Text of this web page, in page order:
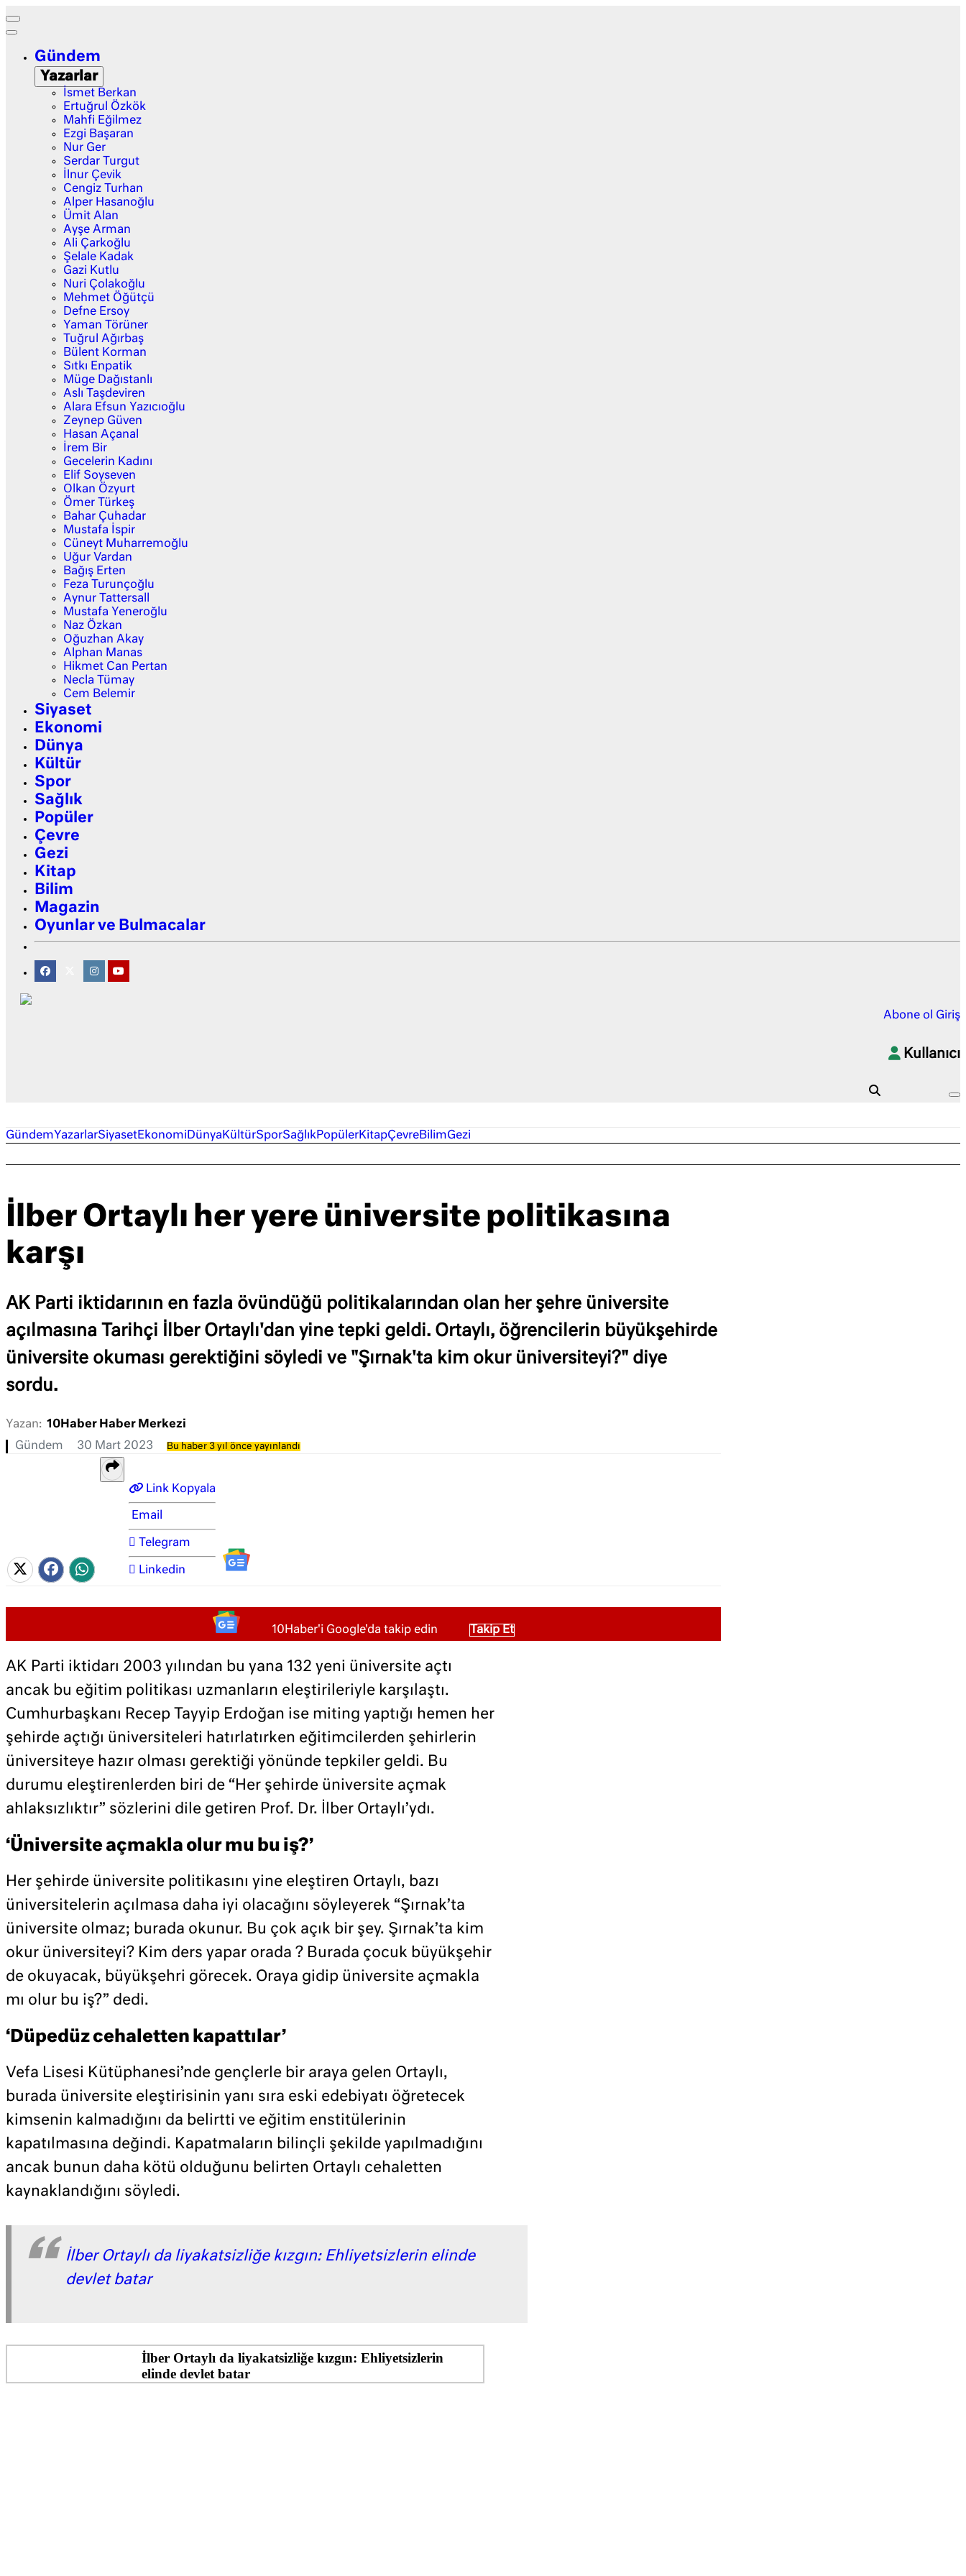
Gündem
Yazarlar
İsmet Berkan
Ertuğrul Özkök
Mahfi Eğilmez
Ezgi Başaran
Nur Ger
Serdar Turgut
İlnur Çevik
Cengiz Turhan
Alper Hasanoğlu
Ümit Alan
Ayşe Arman
Ali Çarkoğlu
Şelale Kadak
Gazi Kutlu
Nuri Çolakoğlu
Mehmet Öğütçü
Defne Ersoy
Yaman Törüner
Tuğrul Ağırbaş
Bülent Korman
Sıtkı Enpatik
Müge Dağıstanlı
Aslı Taşdeviren
Alara Efsun Yazıcıoğlu
Zeynep Güven
Hasan Açanal
İrem Bir
Gecelerin Kadını
Elif Soyseven
Olkan Özyurt
Ömer Türkeş
Bahar Çuhadar
Mustafa İspir
Cüneyt Muharremoğlu
Uğur Vardan
Bağış Erten
Feza Turunçoğlu
Aynur Tattersall
Mustafa Yeneroğlu
Naz Özkan
Oğuzhan Akay
Alphan Manas
Hikmet Can Pertan
Necla Tümay
Cem Belemir
Siyaset
Ekonomi
Dünya
Kültür
Spor
Sağlık
Popüler
Çevre
Gezi
Kitap
Bilim
Magazin
Oyunlar ve Bulmacalar
Abone ol Giriş
Kullanıcı
GündemYazarlarSiyasetEkonomi Dünya KültürSporSağlıkPopülerKitapÇevreBilimGezi
İlber Ortaylı her yere üniversite politikasına
karşı
AK Parti iktidarının en fazla övündüğü politikalarından olan her şehre üniversite
açılmasına Tarihçi İlber Ortaylı'dan yine tepki geldi. Ortaylı, öğrencilerin büyükşehirde
üniversite okuması gerektiğini söyledi ve "Şırnak'ta kim okur üniversiteyi?" diye
sordu.
Yazan: 10Haber Haber Merkezi
Gündem
30 Mart 2023 Bu haber 3 yıl önce yayınlandı
Link Kopyala
Email
Telegram
Linkedin
10Haber'i Google'da takip edin Takip Et
AK Parti iktidarı 2003 yılından bu yana 132 yeni üniversite açtı
ancak bu eğitim politikası uzmanların eleştirileriyle karşılaştı.
Cumhurbaşkanı Recep Tayyip Erdoğan ise miting yaptığı hemen her
şehirde açtığı üniversiteleri hatırlatırken eğitimcilerden şehirlerin
üniversiteye hazır olması gerektiği yönünde tepkiler geldi. Bu
durumu eleştirenlerden biri de “Her şehirde üniversite açmak
ahlaksızlıktır” sözlerini dile getiren Prof. Dr. İlber Ortaylı’ydı.
‘Üniversite açmakla olur mu bu iş?’
Her şehirde üniversite politikasını yine eleştiren Ortaylı, bazı
üniversitelerin açılmasa daha iyi olacağını söyleyerek “Şırnak’ta
üniversite olmaz; burada okunur. Bu çok açık bir şey. Şırnak’ta kim
okur üniversiteyi? Kim ders yapar orada ? Burada çocuk büyükşehir
de okuyacak, büyükşehri görecek. Oraya gidip üniversite açmakla
mı olur bu iş?” dedi.
‘Düpedüz cehaletten kapattılar’
Vefa Lisesi Kütüphanesi’nde gençlerle bir araya gelen Ortaylı,
burada üniversite eleştirisinin yanı sıra eski edebiyatı öğretecek
kimsenin kalmadığını da belirtti ve eğitim enstitülerinin
kapatılmasına değindi. Kapatmaların bilinçli şekilde yapılmadığını
ancak bunun daha kötü olduğunu belirten Ortaylı cehaletten
kaynaklandığını söyledi.
İlber Ortaylı da liyakatsizliğe kızgın: Ehliyetsizlerin elinde
devlet batar